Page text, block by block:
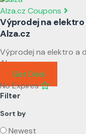
Alza.cz Coupons
Výprodej na elektro
Alza.cz
Výprodej na elektro a
Alza.cz
Get Deal
No Expires
Filter
Sort by
Newest